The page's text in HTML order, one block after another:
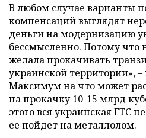
В любом случае варианты
компенсаций выглядят
деньги на модернизацию
бессмысленно. Потому что
желала прокачивать
украинской территории»,
Максимум на что может
на прокачку 10-15 млрд
этого вся украинская ГТС
ее пойдет на металлолом.